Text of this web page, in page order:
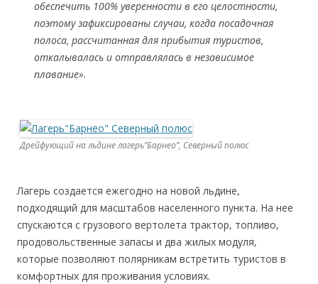
обеспечить 100% уверенности в его целостности,
поэтому зафиксированы случаи, когда посадочная
полоса, рассчитанная для прибытия туристов,
откалывалась и отправлялась в независимое
плавание».
Дрейфующий на льдине лагерь”Барнео”, Северный полюс
Лагерь создается ежегодно на новой льдине,
подходящий для масштабов населенного пункта. На нее
спускаются с грузового вертолета трактор, топливо,
продовольственные запасы и два жилых модуля,
которые позволяют полярникам встретить туристов в
комфортных для проживания условиях.